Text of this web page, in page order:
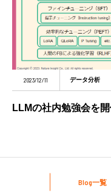
2023/12/11 データ分析
LLMの社内勉強会を開
Blog一覧